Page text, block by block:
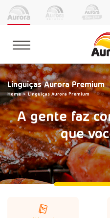
Linguiças Aurora Premium
Home Linguiças Aurora Premium
A gente faz
que